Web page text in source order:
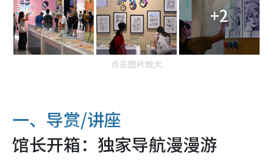
+2
点击图片放大
一、导赏/讲座
馆长开箱：独家导航漫漫游